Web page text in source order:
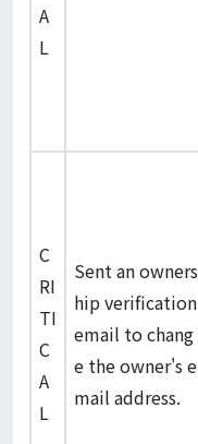
A
L
C
RI
TI
C
A
L
Sent an owners
hip verification
email to chang
e the owner's e
mail address.